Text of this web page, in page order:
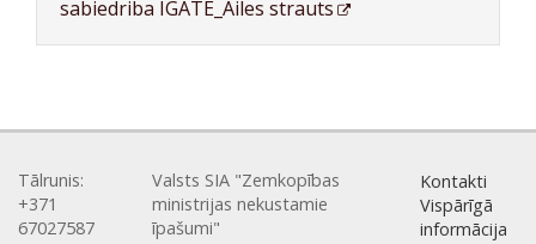
sabiedriba IGATE_Ailes strauts
Tālrunis:
+371
67027587
Valsts SIA "Zemkopības
ministrijas nekustamie
īpašumi"
Kontakti
Vispārīgā
informācija